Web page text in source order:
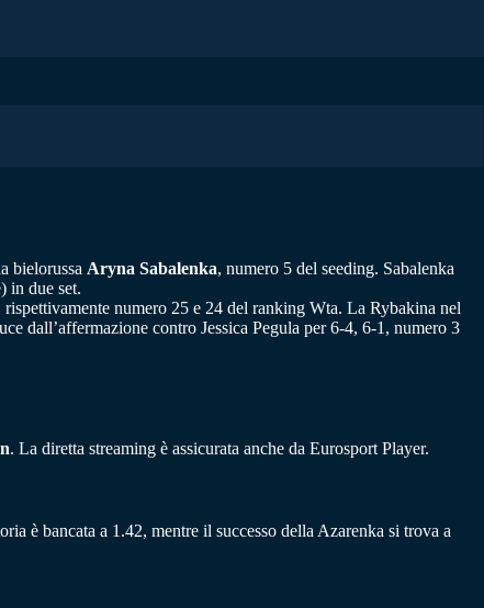
bielorussa Aryna Sabalenka, numero 5 del seeding. Sabalenka
in due set.
numero 25 e 24 del ranking Wta. La Rybakina nel
dall’affermazione contro Jessica Pegula per 6-4, 6-1, numero 3
. La diretta streaming è assicurata anche da Eurosport Player.
è bancata a 1.42, mentre il successo della Azarenka si trova a